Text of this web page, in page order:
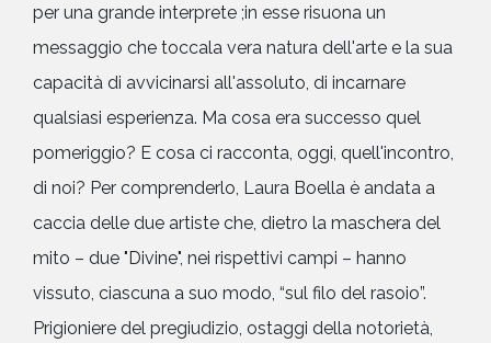
per una grande interprete ;in esse risuona un
messaggio che toccala vera natura dell'arte e la sua
capacità di avvicinarsi all'assoluto, di incarnare
qualsiasi esperienza. Ma cosa era successo quel
pomeriggio? E cosa ci racconta, oggi, quell'incontro,
di noi? Per comprenderlo, Laura Boella è andata a
caccia delle due artiste che, dietro la maschera del
mito – due "Divine", nei rispettivi campi – hanno
vissuto, ciascuna a suo modo, “sul filo del rasoio”.
Prigioniere del pregiudizio, ostaggi della notorietà,